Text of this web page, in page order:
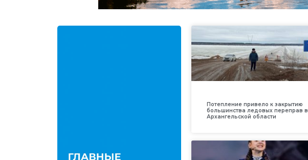
Потепление привело к закрытию
большинства ледовых переправ в
Архангельской области